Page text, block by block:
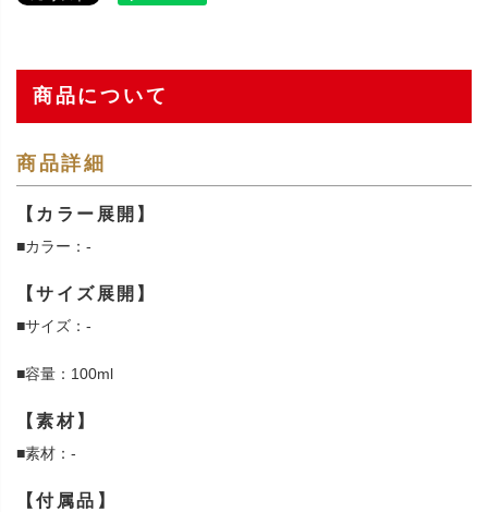
商品について
商品詳細
【カラー展開】
■カラー：-
【サイズ展開】
■サイズ：-
■容量：100ml
【素材】
■素材：-
【付属品】